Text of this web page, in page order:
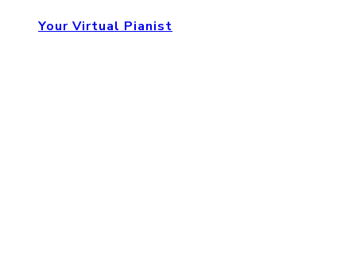
Your Virtual Pianist